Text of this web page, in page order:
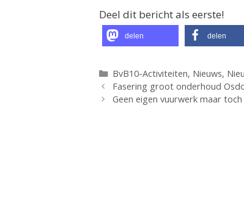
Deel dit bericht als eerste!
delen delen
Categorieën
BvB10-Activiteiten, Nieuws,
Fasering groot onderhoud
Geen eigen vuurwerk maar